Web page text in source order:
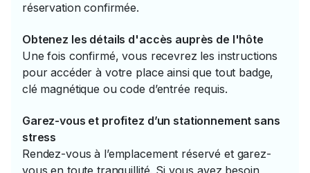
réservation confirmée.
Obtenez les détails d'accès auprès de l'hôte
Une fois confirmé, vous recevrez les instructions
pour accéder à votre place ainsi que tout badge,
clé magnétique ou code d’entrée requis.
Garez-vous et profitez d’un stationnement sans
stress
Rendez-vous à l’emplacement réservé et garez-